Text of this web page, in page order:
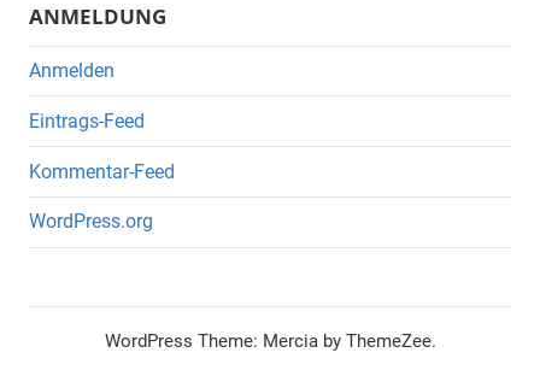
ANMELDUNG
Anmelden
Eintrags-Feed
Kommentar-Feed
WordPress.org
WordPress Theme: Mercia by ThemeZee.